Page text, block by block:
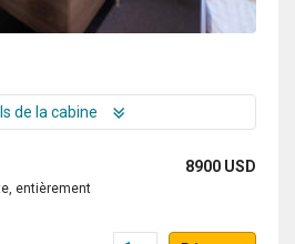
de la cabine
8900 USD
entièrement